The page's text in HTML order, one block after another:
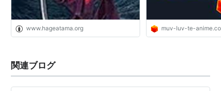
ヴィンセント・ローウェル：杉田智和
ヴァレリオ・ジアコーザ
フランク・ハイネマン
イェージー・サンダーク：斧アツシ
www.hageatama.org muv-luv-te-
関連ブログ